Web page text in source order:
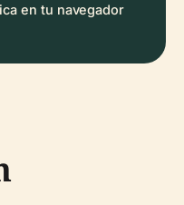
en tu navegador